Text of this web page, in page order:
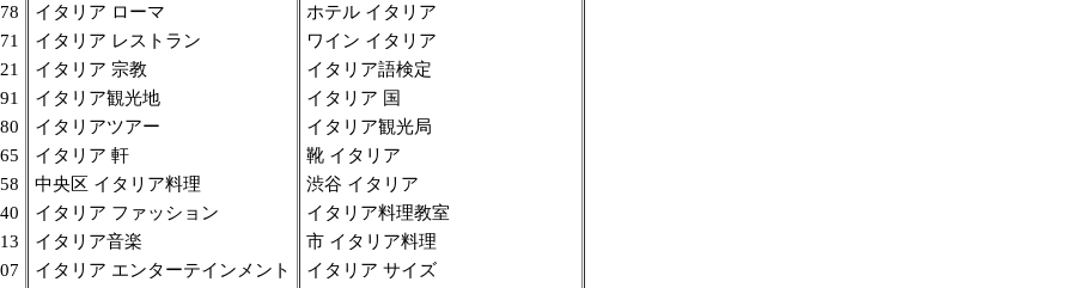
イタリア ローマ
イタリア レストラン
イタリア 宗教
イタリア観光地
イタリアツアー
イタリア 軒
中央区 イタリア料理
イタリア ファッション
イタリア音楽
イタリア エンターテインメント
ホテル イタリア
ワイン イタリア
イタリア語検定
イタリア 国
イタリア観光局
靴 イタリア
渋谷 イタリア
イタリア料理教室
市 イタリア料理
イタリア サイズ